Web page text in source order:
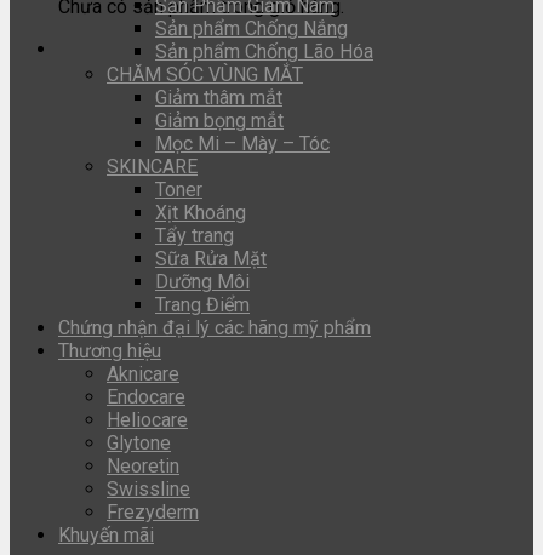
Chưa có sản phẩm trong giỏ hàng.
Sản Phẩm Giảm Nám
Sản phẩm Chống Nắng
Sản phẩm Chống Lão Hóa
CHĂM SÓC VÙNG MẮT
Giảm thâm mắt
Giảm bọng mắt
Mọc Mi – Mày – Tóc
SKINCARE
Toner
Xịt Khoáng
Tẩy trang
Sữa Rửa Mặt
Dưỡng Môi
Trang Điểm
Chứng nhận đại lý các hãng mỹ phẩm
Thương hiệu
Aknicare
Endocare
Heliocare
Glytone
Neoretin
Swissline
Frezyderm
Khuyến mãi